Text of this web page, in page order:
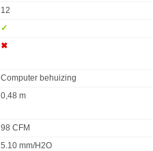
12
✓︎
✖︎
Computer behuizing
0,48 m
98 CFM
5.10 mm/H2O